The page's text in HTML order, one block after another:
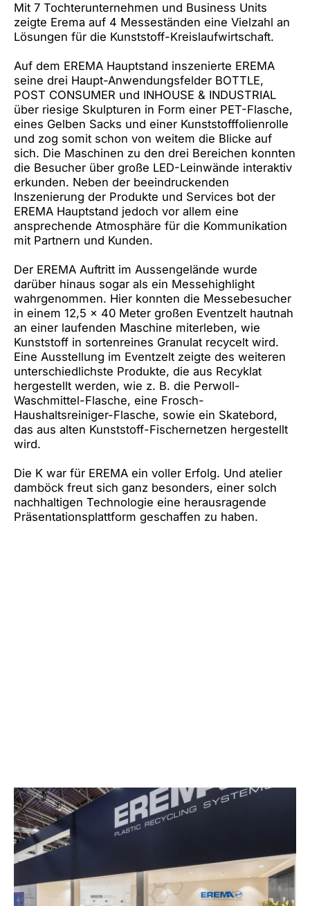
Mit 7 Tochterunternehmen und Business Units
zeigte Erema auf 4 Messeständen eine Vielzahl an
Lösungen für die Kunststoff-Kreislaufwirtschaft.
Auf dem EREMA Hauptstand inszenierte EREMA
seine drei Haupt-Anwendungsfelder BOTTLE,
POST CONSUMER und INHOUSE & INDUSTRIAL
über riesige Skulpturen in Form einer PET-Flasche,
eines Gelben Sacks und einer Kunststofffolienrolle
und zog somit schon von weitem die Blicke auf
sich. Die Maschinen zu den drei Bereichen konnten
die Besucher über große LED-Leinwände interaktiv
erkunden. Neben der beeindruckenden
Inszenierung der Produkte und Services bot der
EREMA Hauptstand jedoch vor allem eine
ansprechende Atmosphäre für die Kommunikation
mit Partnern und Kunden.
Der EREMA Auftritt im Aussengelände wurde
darüber hinaus sogar als ein Messehighlight
wahrgenommen. Hier konnten die Messebesucher
in einem 12,5 x 40 Meter großen Eventzelt hautnah
an einer laufenden Maschine miterleben, wie
Kunststoff in sortenreines Granulat recycelt wird.
Eine Ausstellung im Eventzelt zeigte des weiteren
unterschiedlichste Produkte, die aus Recyklat
hergestellt werden, wie z. B. die Perwoll-
Waschmittel-Flasche, eine Frosch-
Haushaltsreiniger-Flasche, sowie ein Skatebord,
das aus alten Kunststoff-Fischernetzen hergestellt
wird.
Die K war für EREMA ein voller Erfolg. Und atelier
damböck freut sich ganz besonders, einer solch
nachhaltigen Technologie eine herausragende
Präsentationsplattform geschaffen zu haben.